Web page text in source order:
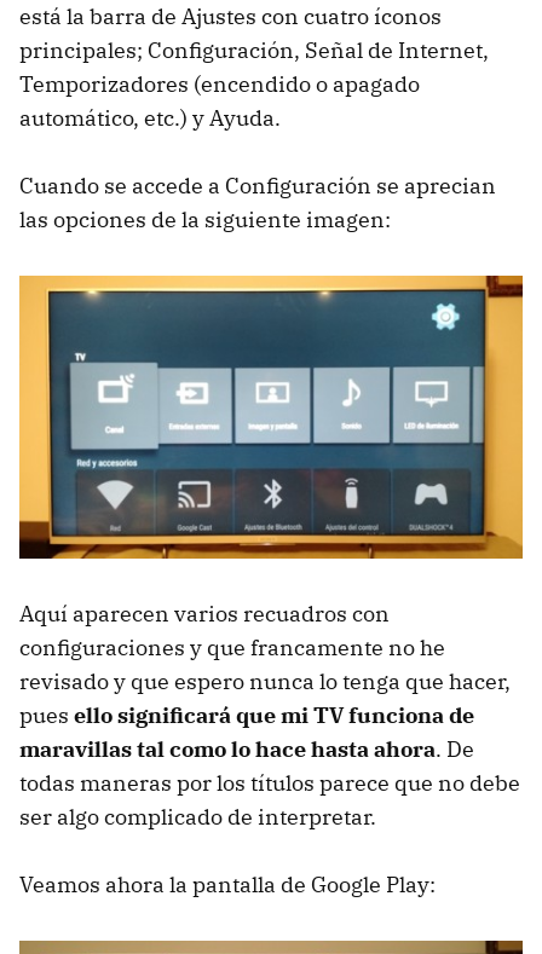
está la barra de Ajustes con cuatro íconos
principales; Configuración, Señal de Internet,
Temporizadores (encendido o apagado
automático, etc.) y Ayuda.
Cuando se accede a Configuración se aprecian
las opciones de la siguiente imagen:
Aquí aparecen varios recuadros con
configuraciones y que francamente no he
revisado y que espero nunca lo tenga que hacer,
pues ello significará que mi TV funciona de
maravillas tal como lo hace hasta ahora. De
todas maneras por los títulos parece que no debe
ser algo complicado de interpretar.
Veamos ahora la pantalla de Google Play: